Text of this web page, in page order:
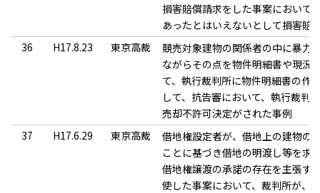
損害賠償請求をした事案において
あったとはいえないとして損害賠
36
H17.8.23 東京高裁
競売対象建物の関係者の中に暴力
ながらその点を物件明細書や現況
て、執行裁判所に物件明細書の作
して、抗告審において、執行裁判
売却不許可決定がされた事例
37
H17.6.29 東京高裁
借地権設定者が、借地上の建物の
ことに基づき借地の明渡し等を求
借地権譲渡の承諾の存在を主張す
使した事案において、裁判所が、